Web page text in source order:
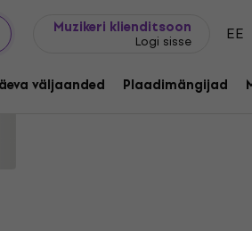
Muzikeri klienditsoon
Logi sisse EE
väljaanded Plaadimängijad
(3 LP)
Tootekood:1255321